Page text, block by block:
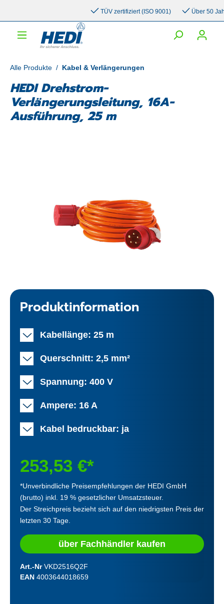
TÜV zertifiziert (ISO 9001) Über 50 Jahre
Alle Produkte / Kabel & Verlängerungen
HEDI Drehstrom-
Verlängerungsleitung, 16A-
Ausführung, 25 m
Produktinformation
Kabellänge: 25 m
Querschnitt: 2,5 mm²
Spannung: 400 V
Ampere: 16 A
Kabel bedruckbar: ja
253,53 €*
*Unverbindliche Preisempfehlungen der HEDI GmbH
(brutto) inkl. 19 % gesetzlicher Umsatzsteuer.
Der Streichpreis bezieht sich auf den niedrigsten Preis der
letzten 30 Tage.
über Fachhändler kaufen
Art.-NrVKD2516Q2F
EAN 4003644018659